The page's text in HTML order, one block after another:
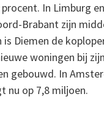
In Limburg
Brabant zijn
is Diemen de
woningen bij
gebouwd. In
nu op 7,8 miljoen.